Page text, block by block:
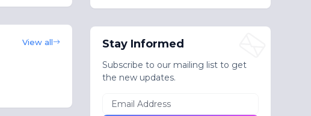
View all Stay Informed
Subscribe to our mailing list to get
the new updates.